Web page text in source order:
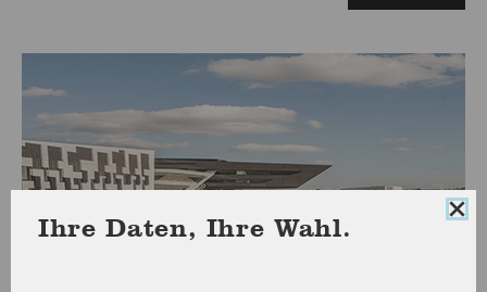
Ihre Daten, Ihre Wahl.